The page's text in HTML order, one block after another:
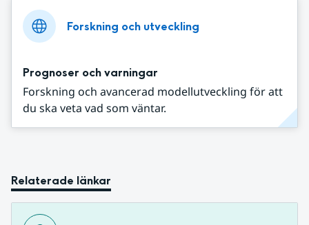
Forskning och utveckling
Prognoser och varningar
Forskning och avancerad modellutveckling för att
du ska veta vad som väntar.
Relaterade länkar